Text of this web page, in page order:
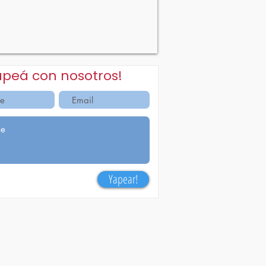
con nosotros!
Yapear!